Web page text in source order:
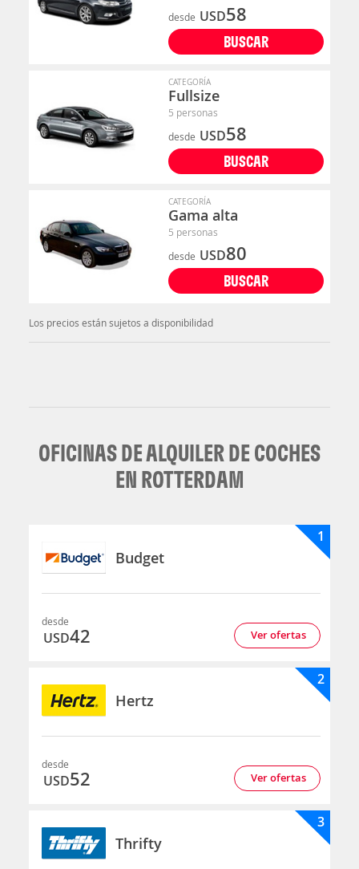
desde USD58
BUSCAR
CATEGORÍA
Fullsize
5 personas
desde USD58
BUSCAR
CATEGORÍA
Gama alta
5 personas
desde USD80
BUSCAR
Los precios están sujetos a disponibilidad
OFICINAS DE ALQUILER DE COCHES
EN ROTTERDAM
Budget
1
desde
USD42 Ver ofertas
Hertz
2
desde
USD52 Ver ofertas
Thrifty
3